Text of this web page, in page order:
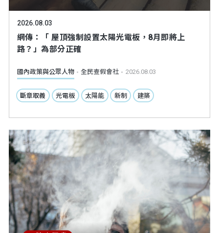
2026.08.03
網傳：「 屋頂強制設置太陽光電板，8月即將上
路？」為部分正確
國內政策與公眾人物 全民查假會社 2026.08.03
斷章取義 光電板 太陽能 新制 建築